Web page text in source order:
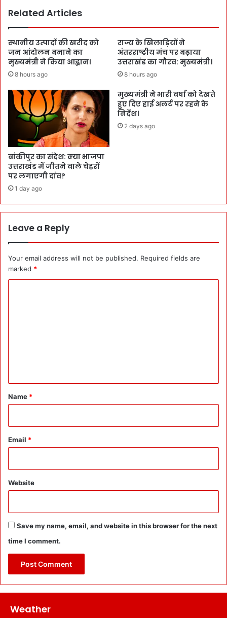
Related Articles
स्थानीय उत्पादों की खरीद को
जन आंदोलन बनाने का
मुख्यमंत्री ने किया आह्वान।
8 hours ago
राज्य के खिलाड़ियों ने
अंतरराष्ट्रीय मंच पर बढ़ाया
उत्तराखंड का गौरव: मुख्यमंत्री।
8 hours ago
बांकीपुर का संदेश: क्या भाजपा
उत्तराखंड में जीतने वाले चेहरों
पर लगाएगी दांव?
1 day ago
मुख्यमंत्री ने भारी वर्षा को देखते
हुए दिए हाई अलर्ट पर रहने के
निर्देश।
2 days ago
Leave a Reply
Your email address will not be published. Required fields are
marked *
*
Name *
Email *
Website
Save my name, email, and website in this browser for the next
time I comment.
Weather